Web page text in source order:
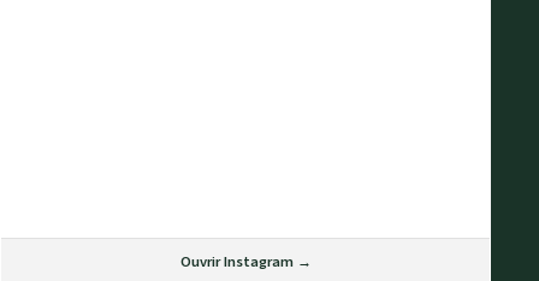
Ouvrir Instagram →